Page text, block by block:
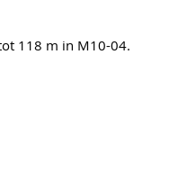
118 m in M10-04.